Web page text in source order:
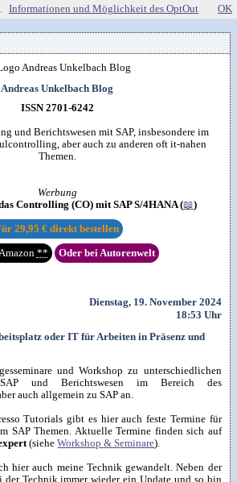
Andreas Unkelbach Blog
ISSN 2701-6242
und Berichtswesen mit SAP, insbesondere im
aber auch zu anderen oft it-nahen
Themen.
Werbung
Controlling (CO) mit SAP S/4HANA (📖)
29,95 € direkt bestellen
** Oder bei Autorenwelt
Dienstag, 19. November 2024
18:53 Uhr
oder IT für Arbeiten in Präsenz und
und Workshop zu unterschiedlichen
und Berichtswesen im Bereich des
auch allgemein zu SAP an.
Tutorials gibt es hier auch feste Termine für
SAP Themen. Aktuelle Termine finden sich auf
(sieheWorkshop & Seminare).
hier auch meine Technik gewandelt. Neben der
der Technik immer wieder ein Update und so bin
Informationen und Möglichkeit des OptOut OK